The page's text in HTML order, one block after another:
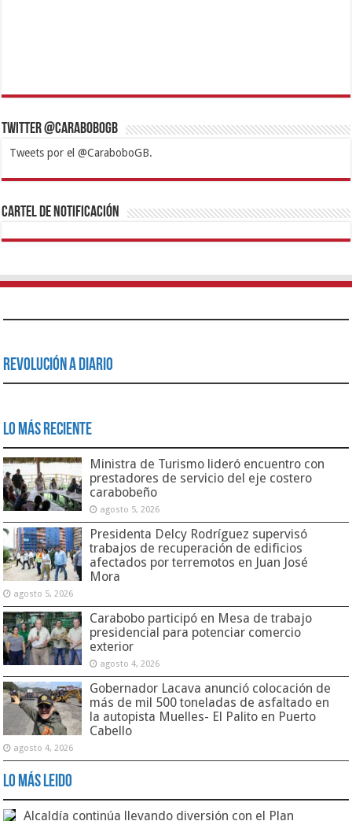
Twitter @CaraboboGB
Tweets por el @CaraboboGB.
1xbetBetturkeyBetistKralbetSupertotobetTipobetMatadorbetMariobet
https://mvbcasino.com/
Cartel de Notificación
Revolución a Diario
Lo Más Reciente
Ministra de Turismo lideró encuentro con
prestadores de servicio del eje costero
carabobeño
agosto 5, 2026
Presidenta Delcy Rodríguez supervisó
trabajos de recuperación de edificios
afectados por terremotos en Juan José
Mora
agosto 5, 2026
Carabobo participó en Mesa de trabajo
presidencial para potenciar comercio
exterior
agosto 4, 2026
Gobernador Lacava anunció colocación de
más de mil 500 toneladas de asfaltado en
la autopista Muelles- El Palito en Puerto
Cabello
agosto 4, 2026
Lo Más Leido
Alcaldía continúa llevando diversión con el Plan